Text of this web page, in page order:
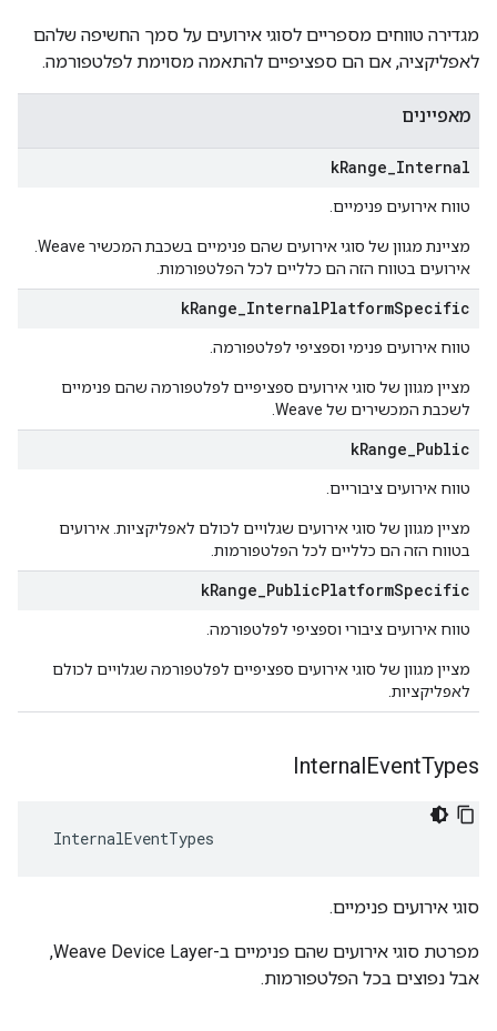
מגדירה טווחים מספריים לסוגי אירועים על סמך החשיפה שלהם
לאפליקציה, אם הם ספציפיים להתאמה מסוימת לפלטפורמה.
מאפיינים
kRange Internal
טווח אירועים פנימיים.
אירועים בטווח הזה הם כלליים לכל הפלטפורמות.
kRange InternalPlatformSpecific
טווח אירועים פנימי וספציפי לפלטפורמה.
מציין מגוון של סוגי אירועים ספציפיים לפלטפורמה שהם פנימיים
לשכבת המכשירים של Weave.
kRange Public
טווח אירועים ציבוריים.
מציין מגוון של סוגי אירועים שגלויים לכולם לאפליקציות. אירועים
בטווח הזה הם כלליים לכל הפלטפורמות.
kRange PublicPlatformSpecific
טווח אירועים ציבורי וספציפי לפלטפורמה.
מציין מגוון של סוגי אירועים ספציפיים לפלטפורמה שגלויים לכולם
לאפליקציות.
InternalEventTypes
InternalEventTypes
סוגי אירועים פנימיים.
מפרטת סוגי אירועים שהם פנימיים ב-Weave Device Layer,
אבל נפוצים בכל הפלטפורמות.